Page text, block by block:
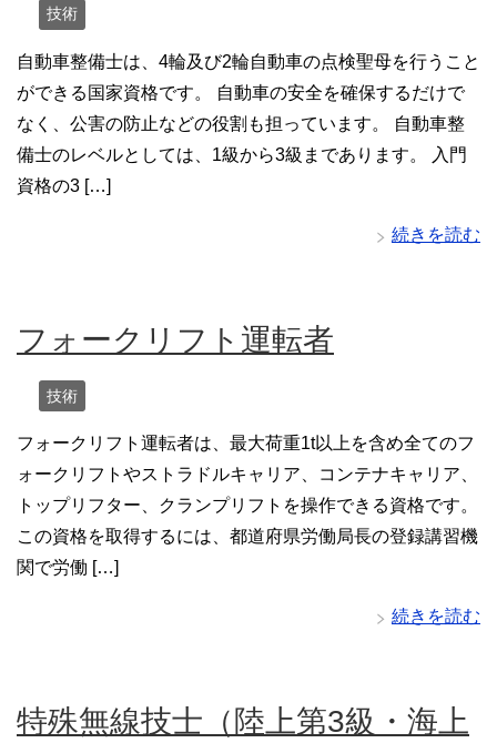
技術
自動車整備士は、4輪及び2輪自動車の点検聖母を行うこと
ができる国家資格です。 自動車の安全を確保するだけで
なく、公害の防止などの役割も担っています。 自動車整
備士のレベルとしては、1級から3級まであります。 入門
資格の3 […]
続きを読む
フォークリフト運転者
技術
フォークリフト運転者は、最大荷重1t以上を含め全てのフ
ォークリフトやストラドルキャリア、コンテナキャリア、
トップリフター、クランプリフトを操作できる資格です。
この資格を取得するには、都道府県労働局長の登録講習機
関で労働 […]
続きを読む
特殊無線技士（陸上第3級・海上